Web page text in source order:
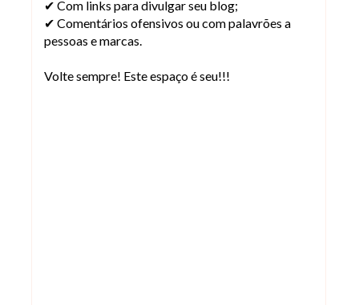
✔ Com links para divulgar seu blog;
✔ Comentários ofensivos ou com palavrões a
pessoas e marcas.
Volte sempre! Este espaço é seu!!!